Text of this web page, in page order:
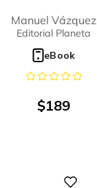
Manuel Vázquez
Montalbán
Editorial Planeta
eBook
$189